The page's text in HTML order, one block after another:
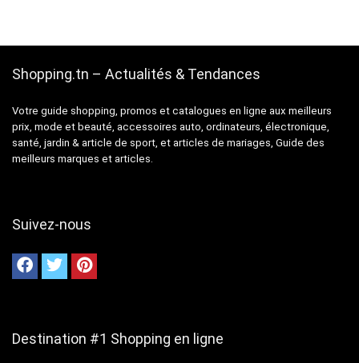
Shopping.tn – Actualités & Tendances
Votre guide shopping, promos et catalogues en ligne aux meilleurs
prix, mode et beauté, accessoires auto, ordinateurs, électronique,
santé, jardin & article de sport, et articles de mariages, Guide des
meilleurs marques et articles.
Suivez-nous
Destination #1 Shopping en ligne